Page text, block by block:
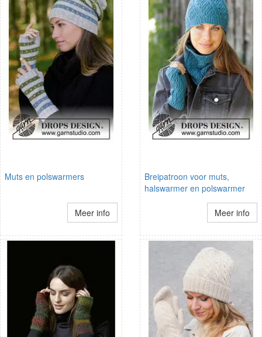
Muts en polswarmers
Meer info
Breipatroon voor muts,
halswarmer en polswarmer
Meer info